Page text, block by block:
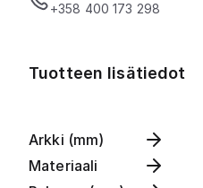
+358 400 173 298
Tuotteen lisätiedot
Arkki (mm)
Materiaali